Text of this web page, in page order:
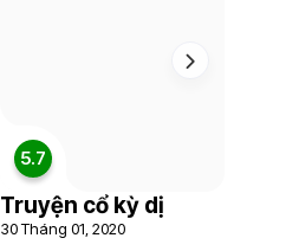
5.7
Truyện cổ kỳ dị
30 Tháng 01, 2020